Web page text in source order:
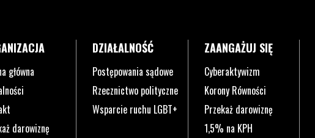
główna
darowiznę
DZIAŁALNOŚĆ
Postępowania sądowe
Rzecznictwo polityczne
Wsparcie ruchu LGBT+
ZAANGAŻUJ SIĘ
Cyberaktywizm
Korony Równości
Przekaż darowiznę
1,5% na KPH